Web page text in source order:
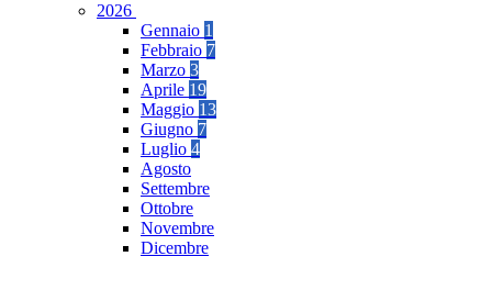
2026
Gennaio 1
Febbraio 7
Marzo 3
Aprile 19
Maggio 13
Giugno 7
Luglio 4
Agosto
Settembre
Ottobre
Novembre
Dicembre